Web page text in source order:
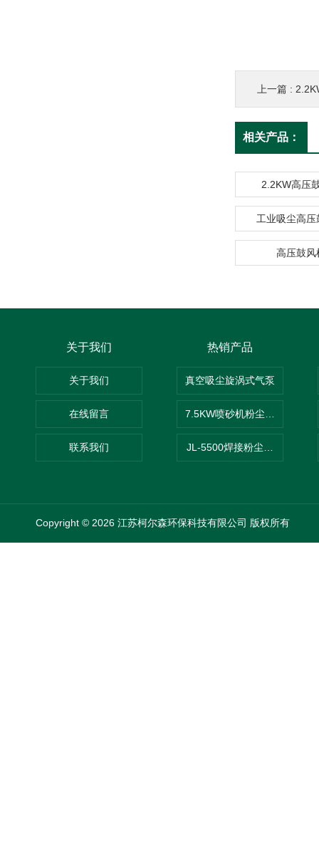
上一篇 :
相关产品：
2.2KW高压
工业吸尘高
高压鼓风
关于我们
关于我们
在线留言
联系我们
热销产品
真空吸尘旋涡式气泵
7.5KW喷砂机粉尘吸尘器
JL-5500焊接粉尘吸尘器
Copyright © 2026 江苏柯尔森环保科技有限公司 版权所有